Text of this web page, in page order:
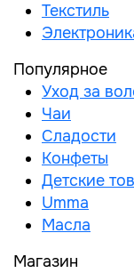
Текстиль
Популярное
Уход за
Чаи
Сладости
Конфеты
Детские
Umma
Масла
Магазин